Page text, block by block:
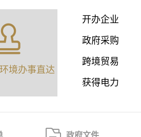
境办事直达
开办企业
政府采购
跨境贸易
获得电力